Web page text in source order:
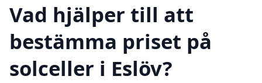
Vad hjälper till att
bestämma priset på
solceller i Eslöv?